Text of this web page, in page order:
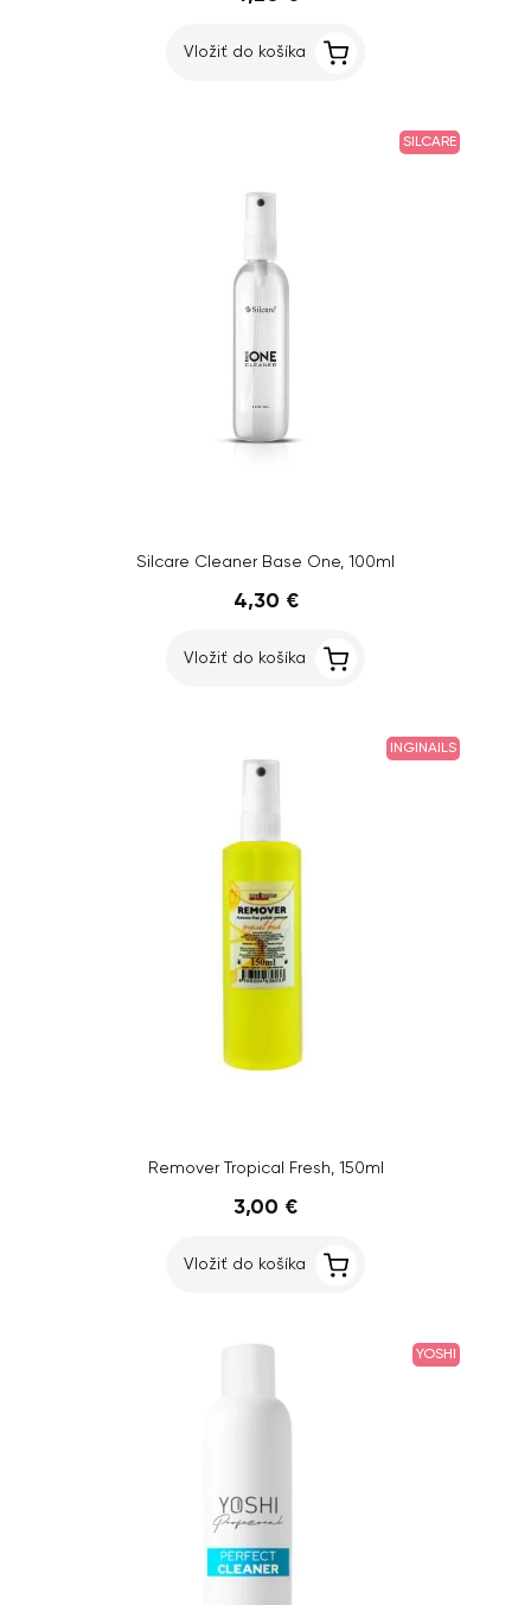
Vložiť do košíka
SILCARE
Silcare Cleaner Base One, 100ml
4,30 €
Vložiť do košíka
INGINAILS
Remover Tropical Fresh, 150ml
3,00 €
Vložiť do košíka
YOSHI